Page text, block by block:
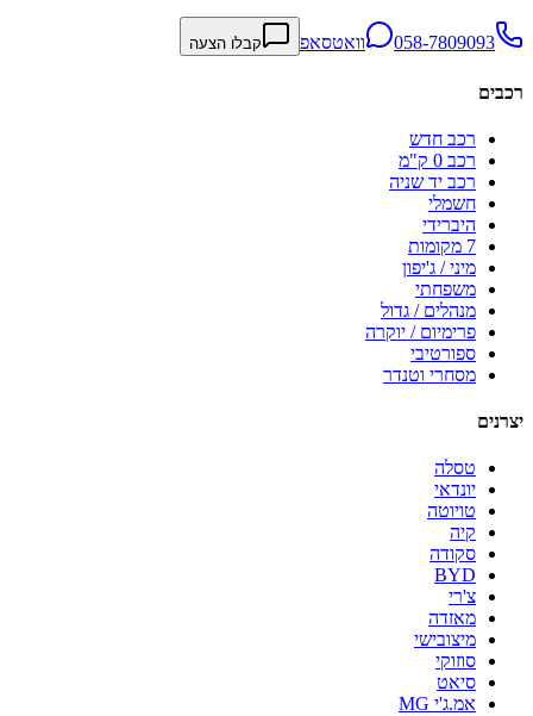
058-7809093 וואטסאפ קבלו הצעה
רכבים
רכב חדש
רכב 0 ק"מ
רכב יד שניה
חשמלי
היברידי
7 מקומות
מיני / ג'יפון
משפחתי
מנהלים / גדול
פרימיום / יוקרה
ספורטיבי
מסחרי וטנדר
יצרנים
טסלה
יונדאי
טויוטה
קיה
סקודה
BYD
צ'רי
מאזדה
מיצובישי
סוזוקי
סיאט
אמ.ג'י MG